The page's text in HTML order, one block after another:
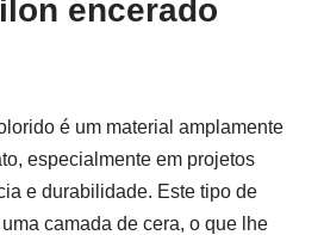
encerado
é um material amplamente
especialmente em projetos
e durabilidade. Este tipo de
camada de cera, o que lhe